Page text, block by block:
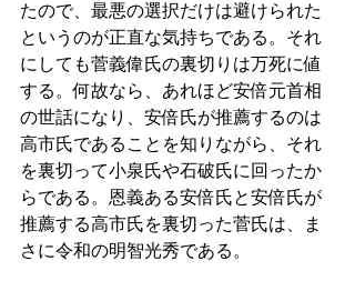
たので、最悪の選択だけは避けられた
というのが正直な気持ちである。それ
にしても菅義偉氏の裏切りは万死に値
する。何故なら、あれほど安倍元首相
の世話になり、安倍氏が推薦するのは
高市氏であることを知りながら、それ
を裏切って小泉氏や石破氏に回ったか
らである。恩義ある安倍氏と安倍氏が
推薦する高市氏を裏切った菅氏は、ま
さに令和の明智光秀である。